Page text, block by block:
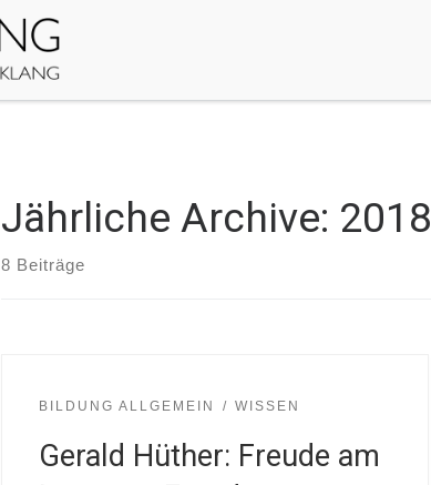
Jährliche Archive: 2018
8 Beiträge
BILDUNG ALLGEMEIN WISSEN
Gerald Hüther: Freude am